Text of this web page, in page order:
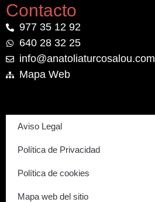
Contacto
977 35 12 92
640 28 32 25
info@anatoliaturcosalou.com
Mapa Web
Aviso Legal
Política de Privacidad
Política de cookies
Mapa web del sitio